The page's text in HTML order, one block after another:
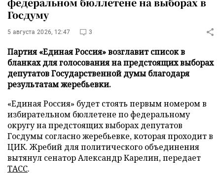
Госдуму
5 августа 2026, 12:47 3
Партия «Единая Россия» возглавит список в
бланках для голосования на предстоящих выборах
депутатов Государственной думы благодаря
результатам жеребьевки.
«Единая Россия» будет стоять первым номером в
избирательном бюллетене по федеральному
округу на предстоящих выборах депутатов
Госдумы согласно жеребьевке, которая проходит в
ЦИК. Жребий для политического объединения
вытянул сенатор Александр Карелин, передает
ТАСС.